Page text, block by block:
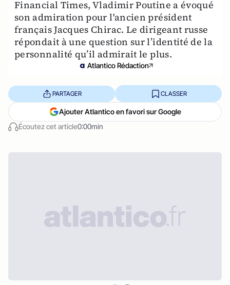
Financial Times, Vladimir Poutine a évoqué
son admiration pour l'ancien président
français Jacques Chirac. Le dirigeant russe
répondait à une question sur l’identité de la
personnalité qu’il admirait le plus.
Atlantico Rédaction
Écoutez cet article0:00min
PARTAGER CLASSER
Ajouter Atlantico en favori sur Google